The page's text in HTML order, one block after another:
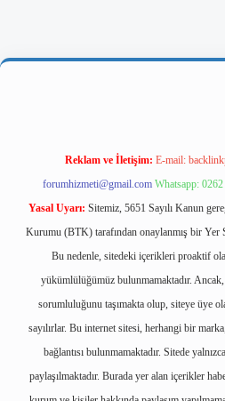
Reklam ve İletişim: E-mail:
forumhizmeti@gmail.com Whatsapp:
Yasal Uyarı: Sitemiz, 5651 Sayılı Kanun
Kurumu (BTK) tarafından onaylanmış bir Yer
Bu nedenle, sitedeki içerikleri proaktif
yükümlülüğümüz bulunmamaktadır.
sorumluluğunu taşımakta olup, siteye üye
sayılırlar. Bu internet sitesi, herhangi bir
bağlantısı bulunmamaktadır. Sitede
paylaşılmaktadır. Burada yer alan içerikler